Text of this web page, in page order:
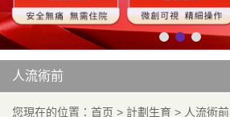
人流術前
您現在的位置： 首页 > 計劃生育 > 人流術前